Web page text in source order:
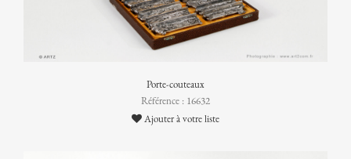
Porte-couteaux
Référence : 16632
Ajouter à votre liste